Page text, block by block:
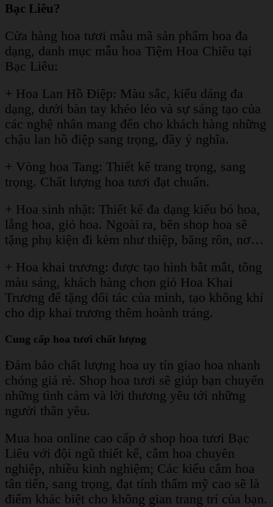
Bạc Liêu?
Cửa hàng hoa tươi mẫu mã sản phẩm hoa đa
dạng, danh mục mẫu hoa Tiệm Hoa Chiêu tại
Bạc Liêu:
+ Hoa Lan Hồ Điệp: Màu sắc, kiểu dáng đa
dạng, dưới bàn tay khéo léo và sự sáng tạo của
các nghệ nhân mang đến cho khách hàng những
chậu lan hồ điệp sang trọng, đầy ý nghĩa.
+ Vòng hoa Tang: Thiết kế trang trọng, sang
trọng. Chất lượng hoa tươi đạt chuẩn.
+ Hoa sinh nhật: Thiết kế đa dạng kiểu bó hoa,
lẵng hoa, giỏ hoa. Ngoài ra, bên shop hoa sẽ
tặng phụ kiện đi kèm như thiệp, băng rôn, nơ…
+ Hoa khai trương: được tạo hình bắt mắt, tông
màu sáng, khách hàng chọn giỏ Hoa Khai
Trương để tặng đối tác của mình, tạo không khí
cho dịp khai trương thêm hoành tráng.
Cung cấp hoa tươi chất lượng
Đảm bảo chất lượng hoa uy tín giao hoa nhanh
chóng giá rẻ. Shop hoa tươi sẽ giúp bạn chuyển
những tình cảm và lời thương yêu tới những
người thân yêu.
Mua hoa online cao cấp ở shop hoa tươi Bạc
Liêu với đội ngũ thiết kế, cắm hoa chuyên
nghiệp, nhiều kinh nghiệm; Các kiểu cắm hoa
tân tiến, sang trọng, đạt tính thẩm mỹ cao sẽ là
điểm khác biệt cho không gian trang trí của bạn.